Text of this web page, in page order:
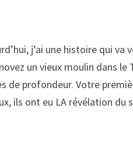
j’ai une histoire qui
un vieux moulin dans
de profondeur. Votre
ils ont eu LA révélation